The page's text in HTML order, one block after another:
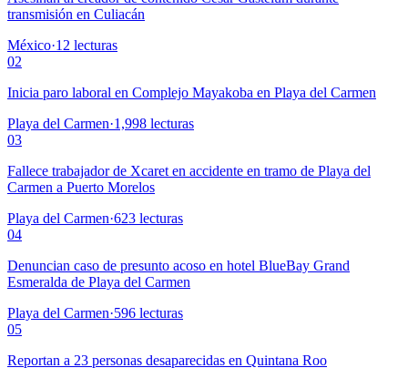
transmisión en Culiacán
México·12 lecturas
02
Inicia paro laboral en Complejo Mayakoba en Playa del Carmen
Playa del Carmen·1,998 lecturas
03
Fallece trabajador de Xcaret en accidente en tramo de Playa del
Carmen a Puerto Morelos
Playa del Carmen·623 lecturas
04
Denuncian caso de presunto acoso en hotel BlueBay Grand
Esmeralda de Playa del Carmen
Playa del Carmen·596 lecturas
05
Reportan a 23 personas desaparecidas en Quintana Roo